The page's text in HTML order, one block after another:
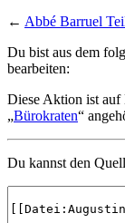
← Abbé Barruel
Du bist aus dem
bearbeiten:
Diese Aktion ist auf
„Bürokraten“
Du kannst den